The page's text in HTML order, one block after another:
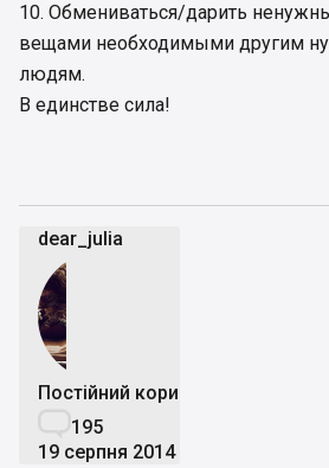
10. Обмениваться/дарить
вещами необходимыми другим
людям.
В единстве сила!
dear_julia
Постійний користувач
195
19 серпня 2014